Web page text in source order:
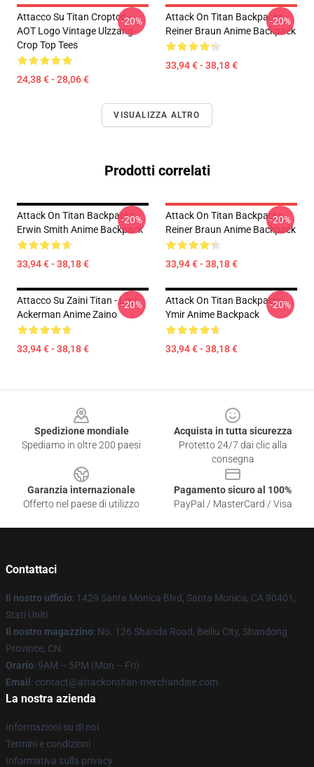
Attacco Su Titan Croptop -
AOT Logo Vintage Ulzzang
Crop Top Tees
24,38 € - 28,06 €
-20%
Attack On Titan Backpacks -
Reiner Braun Anime Backpack
33,94 € - 38,18 €
-20%
VISUALIZZA ALTRO
Prodotti correlati
Attack On Titan Backpacks -
Erwin Smith Anime Backpack
33,94 € - 38,18 €
-20%
Attack On Titan Backpacks -
Reiner Braun Anime Backpack
33,94 € - 38,18 €
-20%
Attacco Su Zaini Titan - Levi
Ackerman Anime Zaino
33,94 € - 38,18 €
-20%
Attack On Titan Backpacks -
Ymir Anime Backpack
33,94 € - 38,18 €
-20%
Spedizione mondiale
Spediamo in oltre 200 paesi
Acquista in tutta sicurezza
Protetto 24/7 dai clic alla
consegna
Garanzia internazionale
Offerto nel paese di utilizzo
Pagamento sicuro al 100%
PayPal / MasterCard / Visa
Contattaci
Il nostro ufficio: 1429 Santa Monica Blvd, Santa Monica, CA 90401,
Stati Uniti
Il nostro magazzino: No. 126 Shanda Road, Beiliu City, Shandong
Province, CN
Orario: 9AM – 5PM (Mon – Fri)
Email : contact@attackontitan-merchandise.com
La nostra azienda
Informazioni su di noi
Termini e condizioni
Informativa sulla privacy